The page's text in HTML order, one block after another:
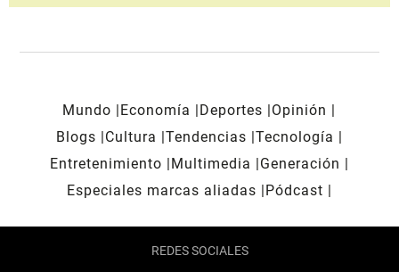
Mundo Economía Deportes
Opinión
Blogs
Cultura Tendencias Tecnología
Entretenimiento
Multimedia
Generación
Especiales marcas aliadas
Pódcast
REDES SOCIALES